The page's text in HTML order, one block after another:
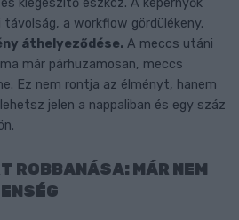
a workflow gördülékeny.
áthelyeződése. A meccs utáni
már párhuzamosan, meccs
Ez nem rontja az élményt, hanem
jelen a nappaliban és egy száz
ROBBANÁSA: MÁR NEM